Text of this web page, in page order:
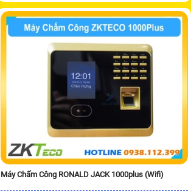
Máy Chấm Công RONALD JACK 1000plus (Wifi)